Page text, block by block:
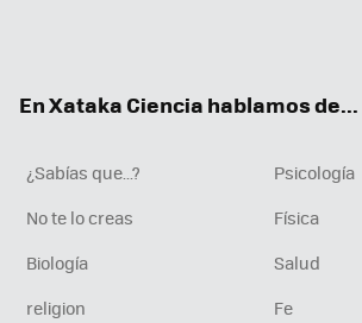
En Xataka Ciencia hablamos de...
¿Sabías que...?
Psicología
No te lo creas
Física
Biología
Salud
religion
Fe